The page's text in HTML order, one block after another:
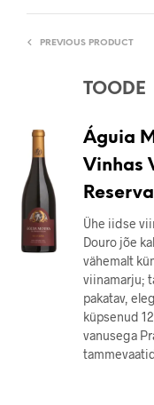
PREVIOUS PRODUCT
TOODE
Águia
Vinhas
Ühe iidse
Douro jõe
vähemalt
viinamarju;
pakatav,
küpsenud
vanusega